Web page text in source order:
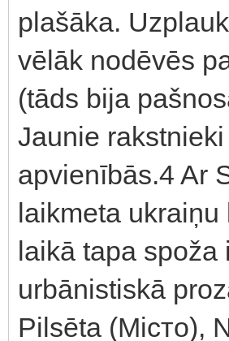
plašāka.
vēlāk nodēvēs
(tāds bija
Jaunie
apvienībās.4 Ar
laikmeta
laikā tapa
urbānistiskā
Pilsēta (Місто),